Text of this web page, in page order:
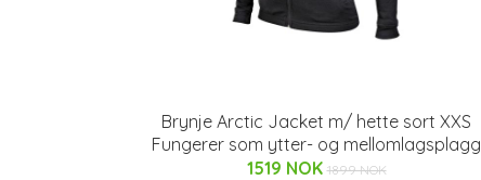
Brynje Arctic Jacket m/ hette sort XXS
Fungerer som ytter- og mellomlagsplagg
1519 NOK 1899 NOK